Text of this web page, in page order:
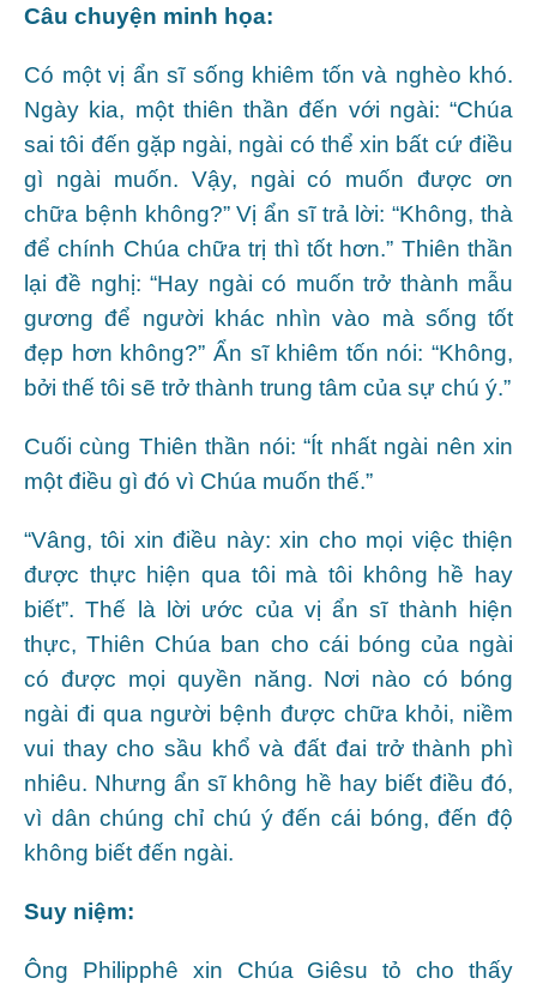
Câu chuyện minh họa:
Có một vị ẩn sĩ sống khiêm tốn và nghèo khó.
Ngày kia, một thiên thần đến với ngài: “Chúa
sai tôi đến gặp ngài, ngài có thể xin bất cứ điều
gì ngài muốn. Vậy, ngài có muốn được ơn
chữa bệnh không?” Vị ẩn sĩ trả lời: “Không, thà
để chính Chúa chữa trị thì tốt hơn.” Thiên thần
lại đề nghị: “Hay ngài có muốn trở thành mẫu
gương để người khác nhìn vào mà sống tốt
đẹp hơn không?” Ẩn sĩ khiêm tốn nói: “Không,
bởi thế tôi sẽ trở thành trung tâm của sự chú ý.”
Cuối cùng Thiên thần nói: “Ít nhất ngài nên xin
một điều gì đó vì Chúa muốn thế.”
“Vâng, tôi xin điều này: xin cho mọi việc thiện
được thực hiện qua tôi mà tôi không hề hay
biết”. Thế là lời ước của vị ẩn sĩ thành hiện
thực, Thiên Chúa ban cho cái bóng của ngài
có được mọi quyền năng. Nơi nào có bóng
ngài đi qua người bệnh được chữa khỏi, niềm
vui thay cho sầu khổ và đất đai trở thành phì
nhiêu. Nhưng ẩn sĩ không hề hay biết điều đó,
vì dân chúng chỉ chú ý đến cái bóng, đến độ
không biết đến ngài.
Suy niệm:
Ông Philipphê xin Chúa Giêsu tỏ cho thấy